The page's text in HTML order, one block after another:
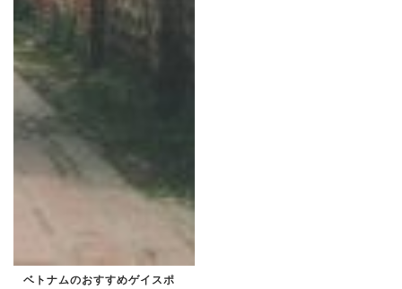
ベトナムのおすすめゲイスポ